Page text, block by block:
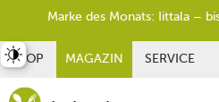
SHOP MAGAZIN SERVICE
umschalten
Marke des Monats: Iittala –